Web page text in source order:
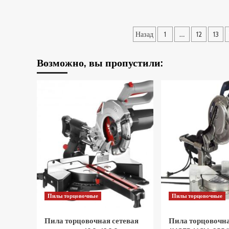
M
Пагинация
Назад 1 … 12 13
Возможно, вы пропустили:
Пилы торцовочные
Пила торцовочная сетевая
Пилы торцовочные
Пила